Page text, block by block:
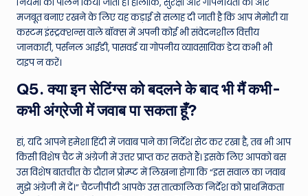
नियमों का पालन किया जाता है। हालांकि, सुरक्षा और गोपनीयता को और
मजबूत बनाए रखने के लिए यह कड़ाई से सलाह दी जाती है कि आप मेमोरी या
कस्टम इंस्ट्रक्शन्स वाले बॉक्स में अपनी कोई भी संवेदनशील वित्तीय
जानकारी, पर्सनल आईडी, पासवर्ड या गोपनीय व्यावसायिक डेटा कभी भी
टाइप न करें।
Q5. क्या इन सेटिंग्स को बदलने के बाद भी मैं कभी-
कभी अंग्रेजी में जवाब पा सकता हूँ?
हां, यदि आपने हमेशा हिंदी में जवाब पाने का निर्देश सेट कर रखा है, तब भी आप
किसी विशेष चैट में अंग्रेजी में उत्तर प्राप्त कर सकते हैं। इसके लिए आपको बस
उस विशेष बातचीत के दौरान प्रोम्प्ट में लिखना होगा कि “इस सवाल का जवाब
मुझे अंग्रेजी में दें।” चैटजीपीटी आपके उस तात्कालिक निर्देश को प्राथमिकता